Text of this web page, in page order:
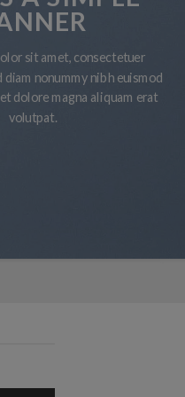
Lorem ipsum dolor sit amet,
adipiscing elit, sed diam
tincidunt ut laoreet dolore